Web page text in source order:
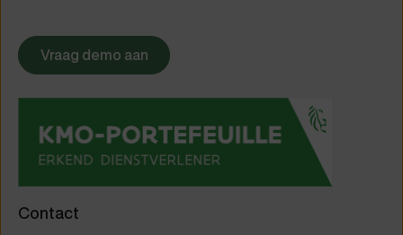
Vraag demo aan
Contact